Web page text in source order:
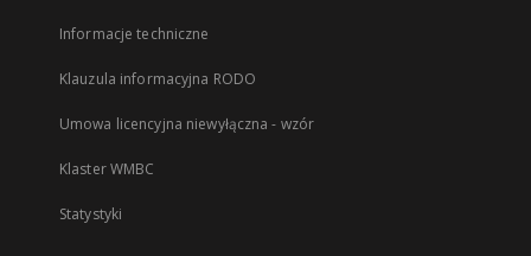
Informacje techniczne
Klauzula informacyjna RODO
Umowa licencyjna niewyłączna - wzór
Klaster WMBC
Statystyki